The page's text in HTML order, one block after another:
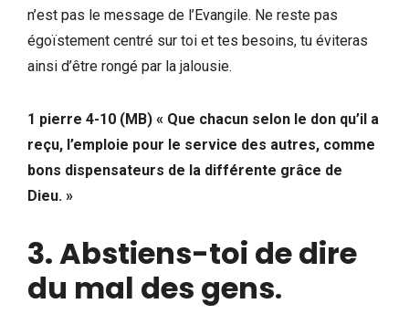
n’est pas le message de l’Evangile. Ne reste pas
égoïstement centré sur toi et tes besoins, tu éviteras
ainsi d’être rongé par la jalousie.
1 pierre 4-10 (MB) « Que chacun selon le don qu’il a
reçu, l’emploie pour le service des autres, comme
bons dispensateurs de la différente grâce de
Dieu. »
3. Abstiens-toi de dire
du mal des gens.